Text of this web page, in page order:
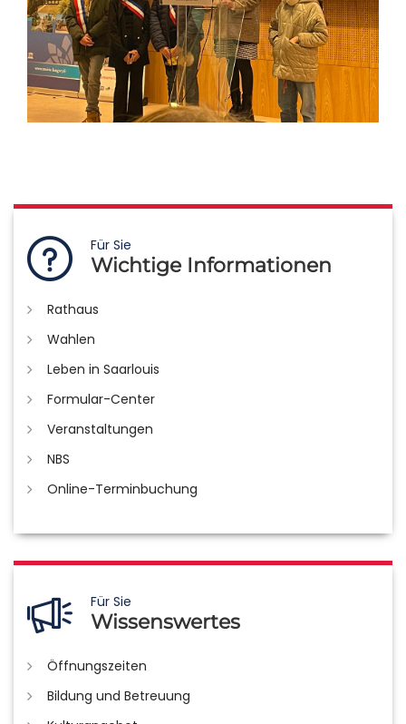
Für Sie
Wichtige Informationen
Rathaus
Wahlen
Leben in Saarlouis
Formular-Center
Veranstaltungen
NBS
Online-Terminbuchung
Für Sie
Wissenswertes
Öffnungszeiten
Bildung und Betreuung